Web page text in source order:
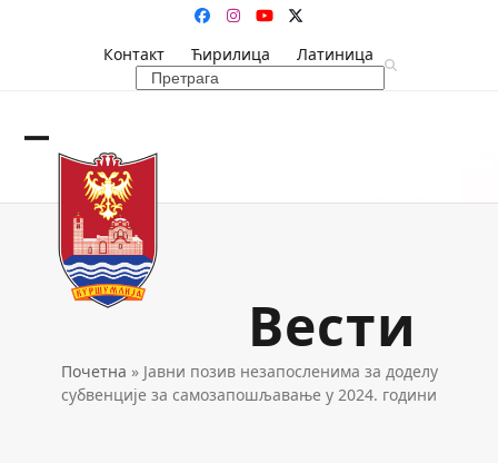
Facebook
Instagram
YouTubeTwitter
Контакт
Ћирилица
Латиница
Search
Open
mobile
menu
Close
mobile
menu
Вести
Почетна » Јавни позив незапосленима за доделу
субвенције за самозапошљавање у 2024. години